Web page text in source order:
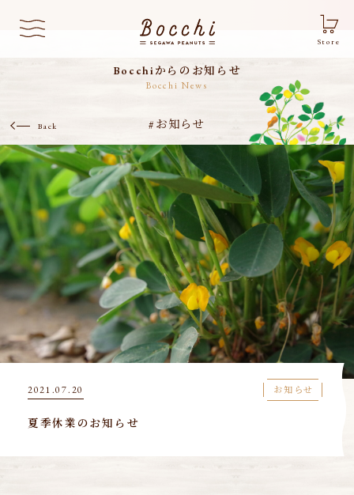
Store
Bocchiからのお知らせ
Bocchi News
#お知らせ
Back
2021.07.20 お知らせ
夏季休業のお知らせ